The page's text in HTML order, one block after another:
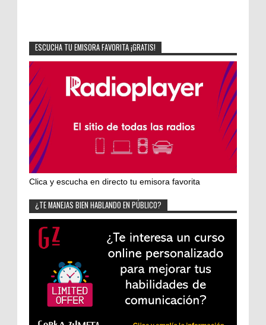
ESCUCHA TU EMISORA FAVORITA ¡GRATIS!
Clica y escucha en directo tu emisora favorita
¿TE MANEJAS BIEN HABLANDO EN PÚBLICO?